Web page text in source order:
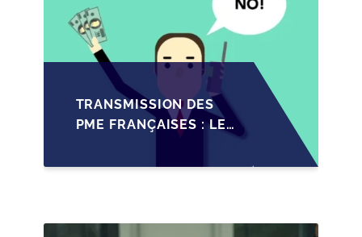
TRANSMISSION DES
PME FRANÇAISES : LES
PACTE DUTREIL